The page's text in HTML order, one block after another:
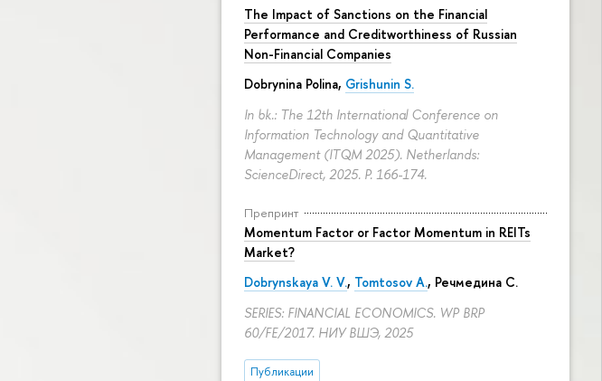
The Impact of Sanctions on the Financial
Performance and Creditworthiness of Russian
Non-Financial Companies
Dobrynina Polina, Grishunin S.
In bk.: The 12th International Conference on
Information Technology and Quantitative
Management (ITQM 2025). Netherlands:
ScienceDirect, 2025. P. 166-174.
Препринт
Momentum Factor or Factor Momentum in REITs
Market?
Dobrynskaya V. V., Tomtosov A., Речмедина С.
SERIES: FINANCIAL ECONOMICS. WP BRP
60/FE/2017. НИУ ВШЭ, 2025
Публикации